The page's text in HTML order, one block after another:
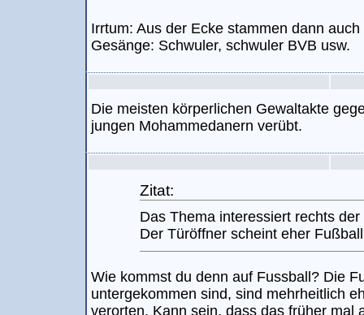
Irrtum: Aus der Ecke stammen dann
Gesänge: Schwuler, schwuler BVB usw.
Die meisten körperlichen Gewaltakte
jungen Mohammedanern verübt.
Zitat:
Das Thema interessiert rechts
Der Türöffner scheint eher
Wie kommst du denn auf Fussball? Die
untergekommen sind, sind mehrheitlich
verorten. Kann sein, dass das früher mal